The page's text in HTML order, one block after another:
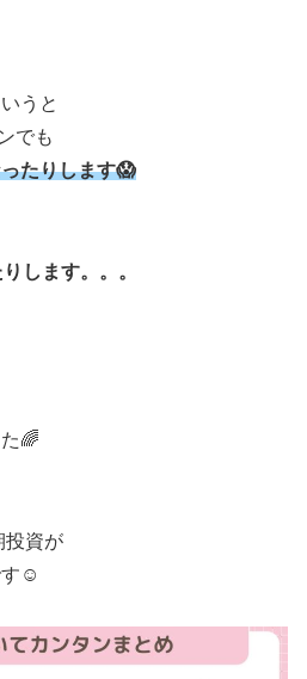
うと
でも
たりします😱
します。。。
🌈
投資が
す☺️